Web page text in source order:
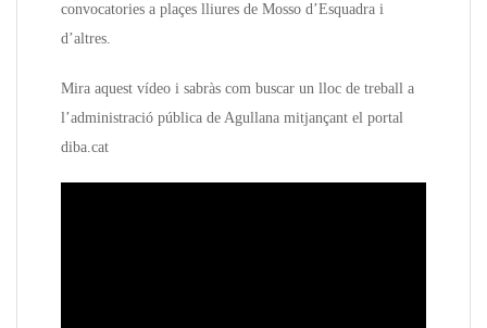
convocatories a plaçes lliures de Mosso d’Esquadra i
d’altres.
Mira aquest vídeo i sabràs com buscar un lloc de treball a
l’administració pública de Agullana mitjançant el portal
diba.cat